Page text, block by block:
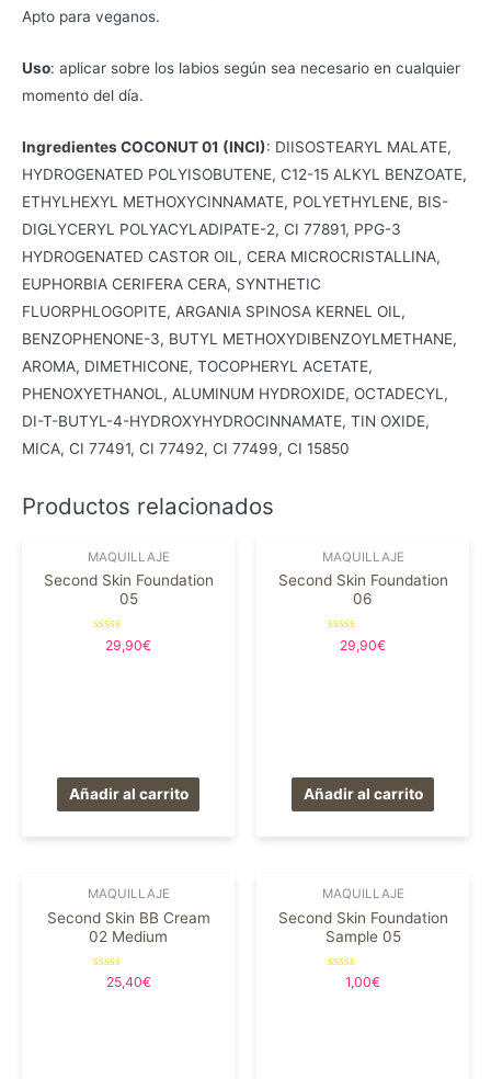
Apto para veganos.
Uso: aplicar sobre los labios según sea necesario en cualquier
momento del día.
Ingredientes COCONUT 01 (INCI): DIISOSTEARYL MALATE,
HYDROGENATED POLYISOBUTENE, C12-15 ALKYL BENZOATE,
ETHYLHEXYL METHOXYCINNAMATE, POLYETHYLENE, BIS-
DIGLYCERYL POLYACYLADIPATE-2, CI 77891, PPG-3
HYDROGENATED CASTOR OIL, CERA MICROCRISTALLINA,
EUPHORBIA CERIFERA CERA, SYNTHETIC
FLUORPHLOGOPITE, ARGANIA SPINOSA KERNEL OIL,
BENZOPHENONE-3, BUTYL METHOXYDIBENZOYLMETHANE,
AROMA, DIMETHICONE, TOCOPHERYL ACETATE,
PHENOXYETHANOL, ALUMINUM HYDROXIDE, OCTADECYL,
DI-T-BUTYL-4-HYDROXYHYDROCINNAMATE, TIN OXIDE,
MICA, CI 77491, CI 77492, CI 77499, CI 15850
Productos relacionados
MAQUILLAJE
Second Skin Foundation
05
Valorado
29,90€
Añadir al carrito
MAQUILLAJE
Second Skin Foundation
06
Valorado
29,90€
Añadir al carrito
MAQUILLAJE
Second Skin BB Cream
02 Medium
Valorado
25,40€
MAQUILLAJE
Second Skin Foundation
Sample 05
Valorado
1,00€